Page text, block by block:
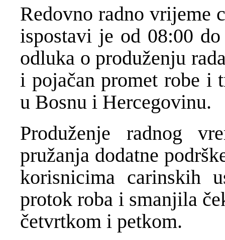
Redovno radno vrijeme
ispostavi je od 08:00
odluka o produženju
i pojačan promet robe i
u Bosnu i Hercegovinu.
Produženje radnog
pružanja dodatne
korisnicima carinskih
protok roba i smanjila
četvrtkom i petkom.